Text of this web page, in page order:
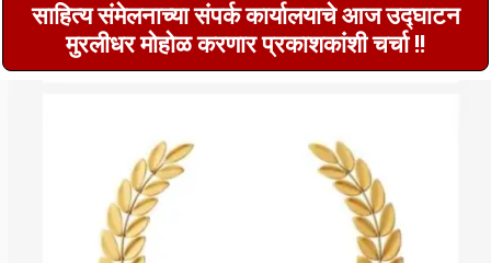
साहित्य संमेलनाच्या संपर्क कार्यालयाचे आज उद्घाटन
मुरलीधर मोहोळ करणार प्रकाशकांशी चर्चा !!